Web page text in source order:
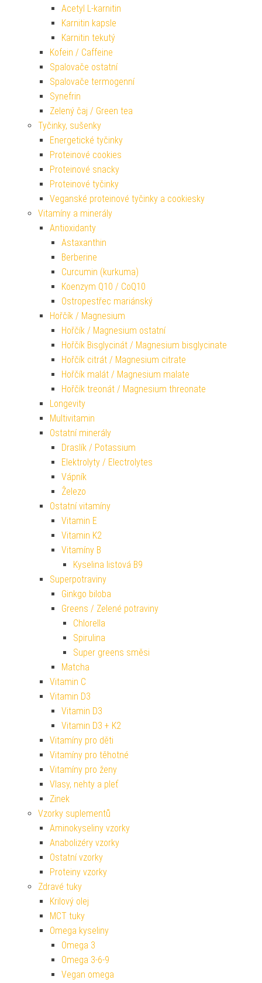
Acetyl L-karnitin
Karnitin kapsle
Karnitin tekutý
Kofein / Caffeine
Spalovače ostatní
Spalovače termogenní
Synefrin
Zelený čaj / Green tea
Tyčinky, sušenky
Energetické tyčinky
Proteinové cookies
Proteinové snacky
Proteinové tyčinky
Veganské proteinové tyčinky a cookiesky
Vitamíny a minerály
Antioxidanty
Astaxanthin
Berberine
Curcumin (kurkuma)
Koenzym Q10 / CoQ10
Ostropestřec mariánský
Hořčík / Magnesium
Hořčík / Magnesium ostatní
Hořčík Bisglycinát / Magnesium bisglycinate
Hořčík citrát / Magnesium citrate
Hořčík malát / Magnesium malate
Hořčík treonát / Magnesium threonate
Longevity
Multivitamin
Ostatní minerály
Draslík / Potassium
Elektrolyty / Electrolytes
Vápník
Železo
Ostatní vitamíny
Vitamin E
Vitamin K2
Vitamíny B
Kyselina listová B9
Superpotraviny
Ginkgo biloba
Greens / Zelené potraviny
Chlorella
Spirulina
Super greens směsi
Matcha
Vitamin C
Vitamin D3
Vitamin D3
Vitamin D3 + K2
Vitamíny pro děti
Vitamíny pro těhotné
Vitamíny pro ženy
Vlasy, nehty a pleť
Zinek
Vzorky suplementů
Aminokyseliny vzorky
Anabolizéry vzorky
Ostatní vzorky
Proteiny vzorky
Zdravé tuky
Krilový olej
MCT tuky
Omega kyseliny
Omega 3
Omega 3-6-9
Vegan omega